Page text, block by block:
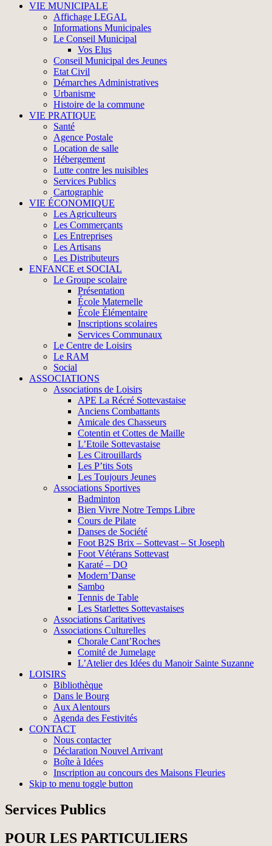
VIE MUNICIPALE
Affichage LEGAL
Informations Municipales
Le Conseil Municipal
Vos Elus
Conseil Municipal des Jeunes
Etat Civil
Démarches Administratives
Urbanisme
Histoire de la commune
VIE PRATIQUE
Santé
Agence Postale
Location de salle
Hébergement
Lutte contre les nuisibles
Services Publics
Cartographie
VIE ÉCONOMIQUE
Les Agriculteurs
Les Commerçants
Les Entreprises
Les Artisans
Les Distributeurs
ENFANCE et SOCIAL
Le Groupe scolaire
Présentation
École Maternelle
École Élémentaire
Inscriptions scolaires
Services Communaux
Le Centre de Loisirs
Le RAM
Social
ASSOCIATIONS
Associations de Loisirs
APE La Récré Sottevastaise
Anciens Combattants
Amicale des Chasseurs
Cotentin et Cottes de Maille
L’Etoile Sottevastaise
Les Citrouillards
Les P’tits Sots
Les Toujours Jeunes
Associations Sportives
Badminton
Bien Vivre Notre Temps Libre
Cours de Pilate
Danses de Société
Foot B2S Brix – Sottevast – St Joseph
Foot Vétérans Sottevast
Karaté – DO
Modern’Danse
Sambo
Tennis de Table
Les Starlettes Sottevastaises
Associations Caritatives
Associations Culturelles
Chorale Cant’Roches
Comité de Jumelage
L’Atelier des Idées du Manoir Sainte Suzanne
LOISIRS
Bibliothèque
Dans le Bourg
Aux Alentours
Agenda des Festivités
CONTACT
Nous contacter
Déclaration Nouvel Arrivant
Boîte à Idées
Inscription au concours des Maisons Fleuries
Skip to menu toggle button
Services Publics
POUR LES PARTICULIERS